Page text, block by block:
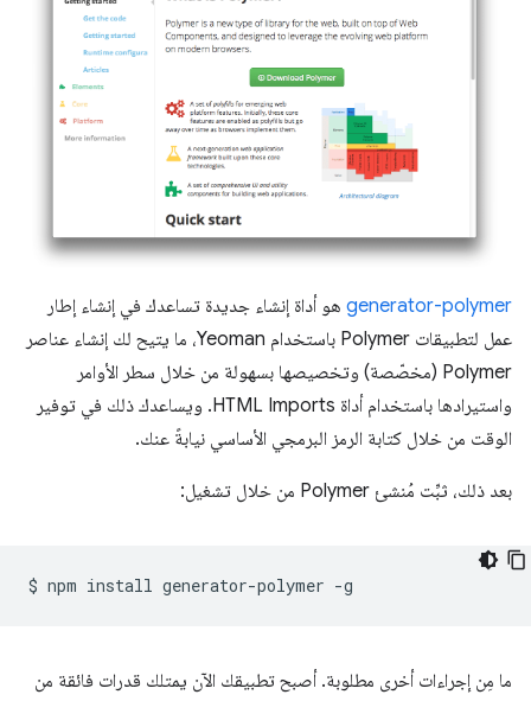
generator-polymer هو أداة إنشاء جديدة تساعدك في إنشاء إطار
عمل لتطبيقات Polymer باستخدام Yeoman، ما يتيح لك إنشاء عناصر
Polymer (مخصّصة) وتخصيصها بسهولة من خلال سطر الأوامر
واستيرادها باستخدام أداة HTML Imports. ويساعدك ذلك في توفير
الوقت من خلال كتابة الرمز البرمجي الأساسي نيابةً عنك.
بعد ذلك، ثبِّت مُنشئ Polymer من خلال تشغيل:
$ npm install generator-polymer
ما مِن إجراءات أخرى مطلوبة. أصبح تطبيقك الآن يمتلك قدرات فائقة من